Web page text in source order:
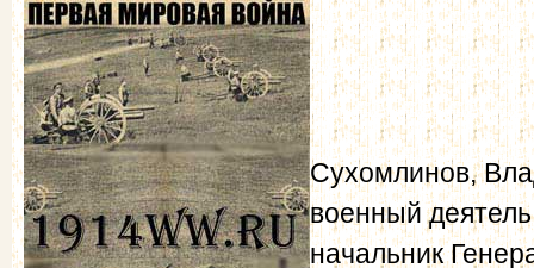
Сухомлинов,
военный
начальник